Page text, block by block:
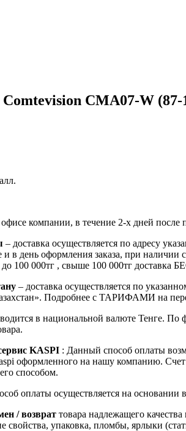
CMA07-W
офисе компании, в течение 2-х дней
– доставка осуществляется по адресу
и в день оформления заказа, при
до 100 000тг , свыше 100 000тг
– доставка осуществляется по
Подробнее с ТАРИФАМИ на
в национальной валюте Тенге.
KASPI : Данный способ оплаты
оформленного на нашу компанию.
способом.
оплаты осуществляется на основании
/ возврат товара надлежащего
свойства, упаковка, пломбы, ярлыки